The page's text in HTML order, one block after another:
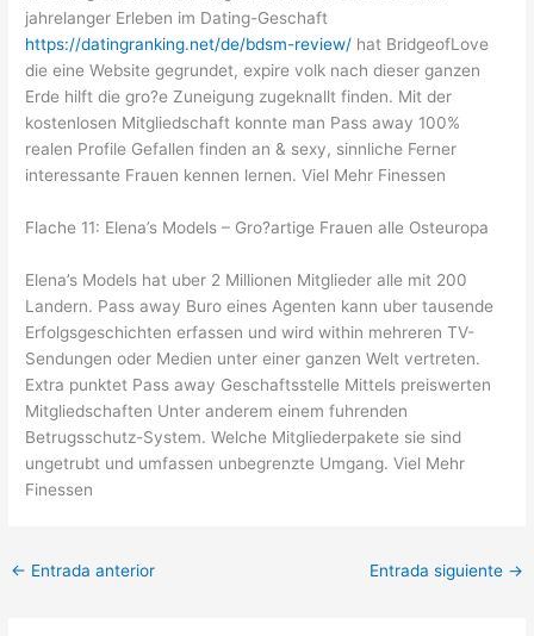
jahrelanger Erleben im Dating-Geschaft
https://datingranking.net/de/bdsm-review/ hat BridgeofLove
die eine Website gegrundet, expire volk nach dieser ganzen
Erde hilft die gro?e Zuneigung zugeknallt finden. Mit der
kostenlosen Mitgliedschaft konnte man Pass away 100%
realen Profile Gefallen finden an & sexy, sinnliche Ferner
interessante Frauen kennen lernen. Viel Mehr Finessen
Flache 11: Elena’s Models – Gro?artige Frauen alle Osteuropa
Elena’s Models hat uber 2 Millionen Mitglieder alle mit 200
Landern. Pass away Buro eines Agenten kann uber tausende
Erfolgsgeschichten erfassen und wird within mehreren TV-
Sendungen oder Medien unter einer ganzen Welt vertreten.
Extra punktet Pass away Geschaftsstelle Mittels preiswerten
Mitgliedschaften Unter anderem einem fuhrenden
Betrugsschutz-System. Welche Mitgliederpakete sie sind
ungetrubt und umfassen unbegrenzte Umgang. Viel Mehr
Finessen
← Entrada anterior Entrada siguiente →